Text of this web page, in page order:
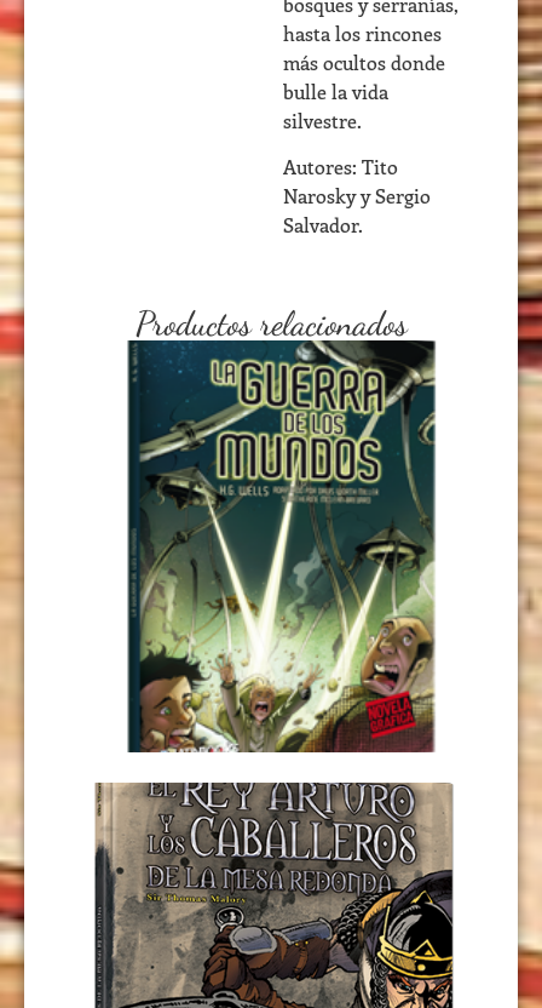
hasta los rincones
más ocultos donde
bulle la vida
silvestre.
Autores: Tito
Narosky y Sergio
Salvador.
Productos relacionados
LA GUERRA DE LOS MUNDOS
USD9,00
LEER MÁS